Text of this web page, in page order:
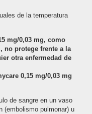
de la temperatura
mg/0,03 mg, como
no protege frente a la
otra enfermedad de
0,15 mg/0,03 mg
de sangre en un vaso
(embolismo pulmonar) u